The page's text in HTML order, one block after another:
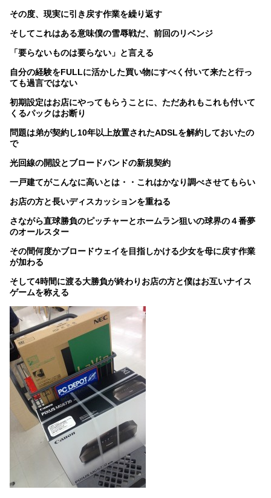
その度、現実に引き戻す作業を繰り返す
そしてこれはある意味僕の雪辱戦だ、前回のリベンジ
「要らないものは要らない」と言える
自分の経験をFULLに活かした買い物にすべく付いて来たと行っ
ても過言ではない
初期設定はお店にやってもらうことに、ただあれもこれも付いて
くるパックはお断り
問題は弟が契約し10年以上放置されたADSLを解約しておいたの
で
光回線の開設とブロードバンドの新規契約
一戸建てがこんなに高いとは・・これはかなり調べさせてもらい
お店の方と長いディスカッションを重ねる
さながら直球勝負のピッチャーとホームラン狙いの球界の４番夢
のオールスター
その間何度かブロードウェイを目指しかける少女を母に戻す作業
が加わる
そして4時間に渡る大勝負が終わりお店の方と僕はお互いナイス
ゲームを称える